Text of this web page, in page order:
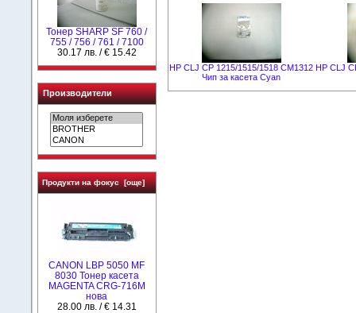
Тонер SHARP SF 760 /
755 / 756 / 761 / 7100
30.17 лв. / € 15.42
Производители
Продукти на фокус [още]
CANON LBP 5050 MF
8030 Тонер касета
MAGENTA CRG-716M
нова
28.00 лв. / € 14.31
HP CLJ CP 1215/1515/1518 CM1312
Чип за касета Cyan
HP CLJ